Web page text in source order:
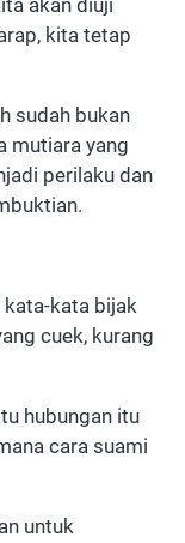
akan diuji
kita tetap
sudah bukan
mutiara yang
perilaku dan
kata-kata bijak
cuek, kurang
hubungan itu
cara suami
untuk